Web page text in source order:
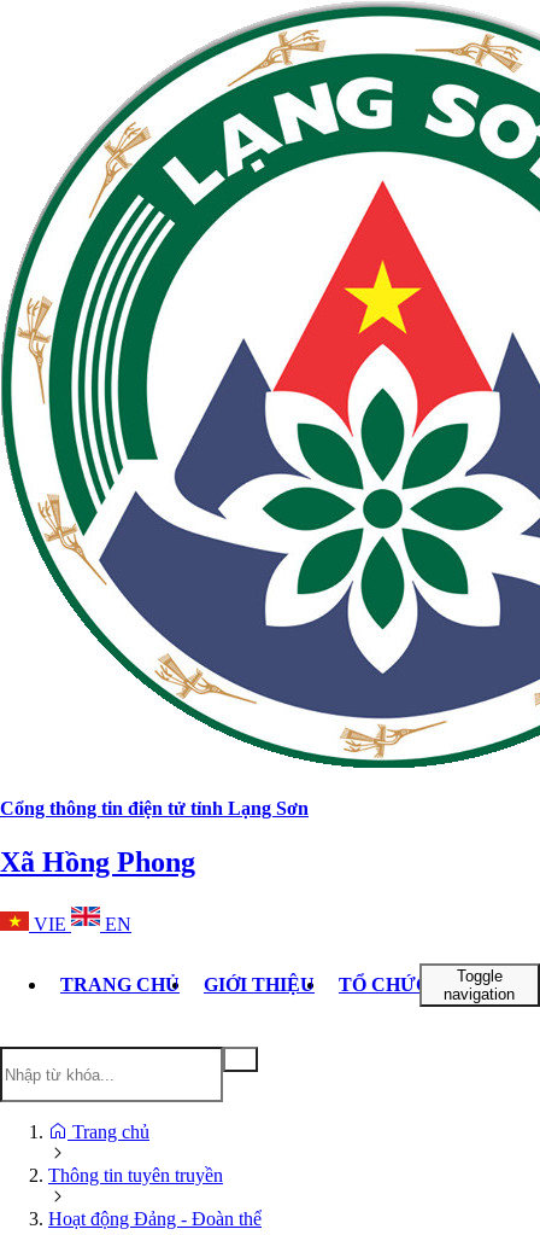
Cổng thông tin điện tử tỉnh Lạng Sơn
Xã Hồng Phong
VIE EN
TRANG CHỦ GIỚI THIỆU TỔ CHỨC BỘ MÁY
Toggle
navigation
Trang chủ
Thông tin tuyên truyền
Hoạt động Đảng - Đoàn thể